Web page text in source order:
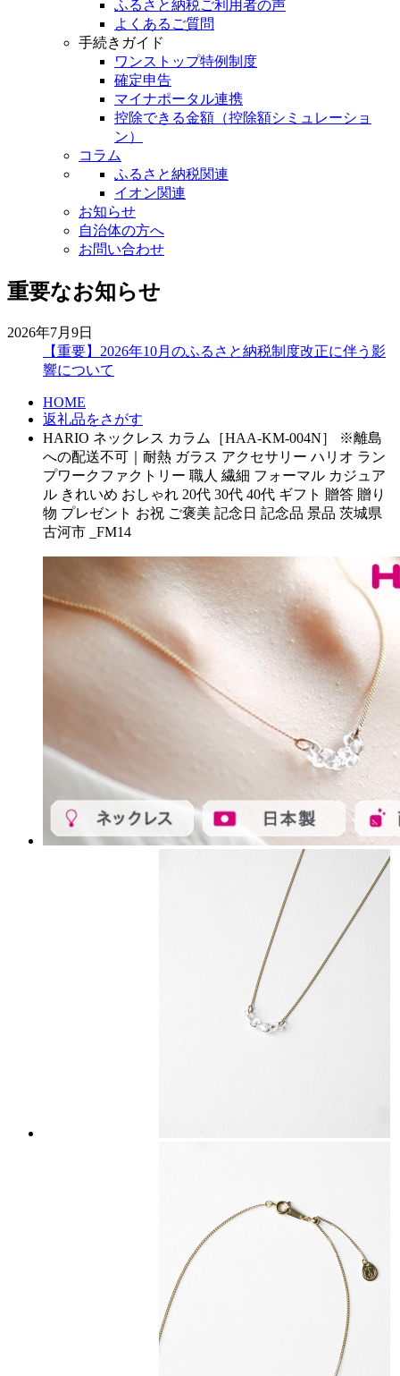
ふるさと納税ご利用者の声
よくあるご質問
手続きガイド
ワンストップ特例制度
確定申告
マイナポータル連携
控除できる金額（控除額シミュレーショ
ン）
コラム
ふるさと納税関連
イオン関連
お知らせ
自治体の方へ
お問い合わせ
重要なお知らせ
2026年7月9日
【重要】2026年10月のふるさと納税制度改正に伴う影
響について
HOME
返礼品をさがす
HARIO ネックレス カラム［HAA-KM-004N］ ※離島
への配送不可｜耐熱 ガラス アクセサリー ハリオ ラン
プワークファクトリー 職人 繊細 フォーマル カジュア
ル きれいめ おしゃれ 20代 30代 40代 ギフト 贈答 贈り
物 プレゼント お祝 ご褒美 記念日 記念品 景品 茨城県
古河市 _FM14